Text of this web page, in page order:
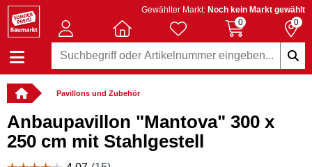
Gewählter Markt: Noch kein Markt gewählt
0
0
Pavillons und Zubehör
Anbaupavillon "Mantova" 300 x
250 cm mit Stahlgestell